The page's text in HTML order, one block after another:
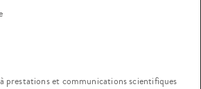
prestations et communications scientifiques